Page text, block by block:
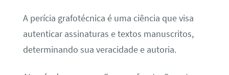
A perícia grafotécnica é uma ciência que visa
autenticar assinaturas e textos manuscritos,
determinando sua veracidade e autoria.